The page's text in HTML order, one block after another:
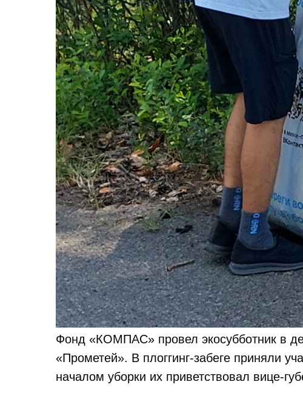
Фонд «КОМПАС» провел экосубботник в
«Прометей». В плоггинг-забеге приняли
началом уборки их приветствовал вице-